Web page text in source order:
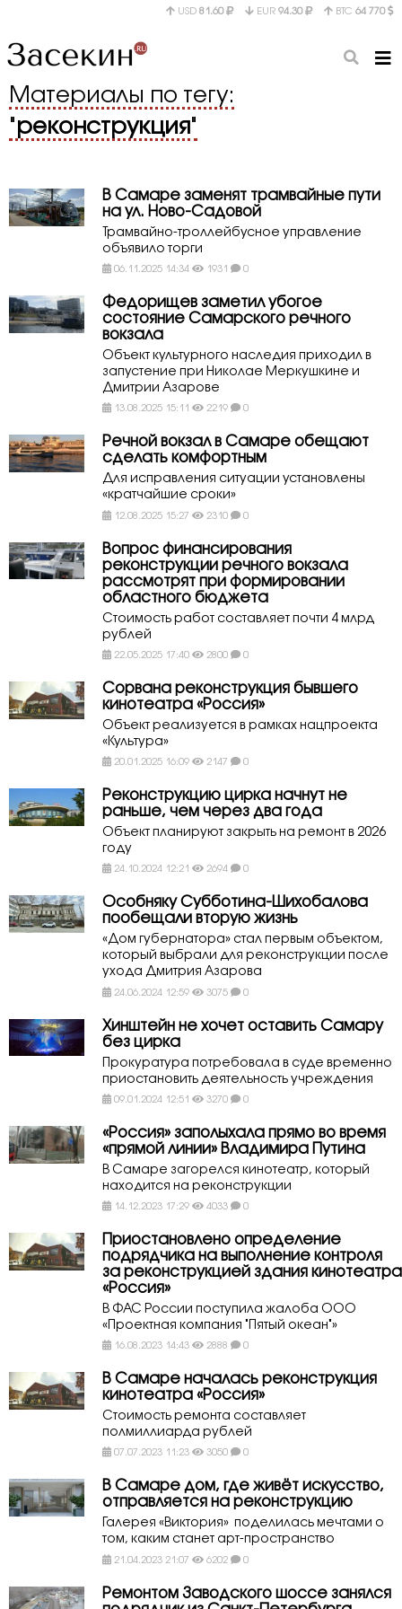
USD 81.60 EUR 94.30 BTC 64 770
Материалы по тегу:
"реконструкция"
В Самаре заменят трамвайные пути
на ул. Ново-Садовой
Трамвайно-троллейбусное управление
объявило торги
06.11.2025 14:34 1931 0
Федорищев заметил убогое
состояние Самарского речного
вокзала
Объект культурного наследия приходил в
запустение при Николае Меркушкине и
Дмитрии Азарове
13.08.2025 15:11 2219 0
Речной вокзал в Самаре обещают
сделать комфортным
Для исправления ситуации установлены
«кратчайшие сроки»
12.08.2025 15:27 2310 0
Вопрос финансирования
реконструкции речного вокзала
рассмотрят при формировании
областного бюджета
Стоимость работ составляет почти 4 млрд
рублей
22.05.2025 17:40 2800 0
Сорвана реконструкция бывшего
кинотеатра «Россия»
Объект реализуется в рамках нацпроекта
«Культура»
20.01.2025 16:09 2147 0
Реконструкцию цирка начнут не
раньше, чем через два года
Объект планируют закрыть на ремонт в 2026
году
24.10.2024 12:21 2694 0
Особняку Субботина-Шихобалова
пообещали вторую жизнь
«Дом губернатора» стал первым объектом,
который выбрали для реконструкции после
ухода Дмитрия Азарова
24.06.2024 12:59 3075 0
Хинштейн не хочет оставить Самару
без цирка
Прокуратура потребовала в суде временно
приостановить деятельность учреждения
09.01.2024 12:51 3270 0
«Россия» заполыхала прямо во время
«прямой линии» Владимира Путина
В Самаре загорелся кинотеатр, который
находится на реконструкции
14.12.2023 17:29 4033 0
Приостановлено определение
подрядчика на выполнение контроля
за реконструкцией здания кинотеатра
«Россия»
В ФАС России поступила жалоба ООО
«Проектная компания "Пятый океан"»
16.08.2023 14:43 2888 0
В Самаре началась реконструкция
кинотеатра «Россия»
Стоимость ремонта составляет
полмиллиарда рублей
07.07.2023 11:23 3050 0
В Самаре дом, где живёт искусство,
отправляется на реконструкцию
Галерея «Виктория» поделилась мечтами о
том, каким станет арт-пространство
21.04.2023 21:07 6202 0
Ремонтом Заводского шоссе занялся